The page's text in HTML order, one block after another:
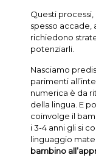
Questi
spesso accade,
richiedono
potenziarli.
Nasciamo
parimenti
numerica è da
della lingua. E
coinvolge il
i 3-4 anni gli si
linguaggio
bambino